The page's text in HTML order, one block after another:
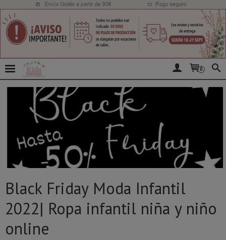
0
Black Friday Moda Infantil
2022| Ropa infantil niña y niño
online